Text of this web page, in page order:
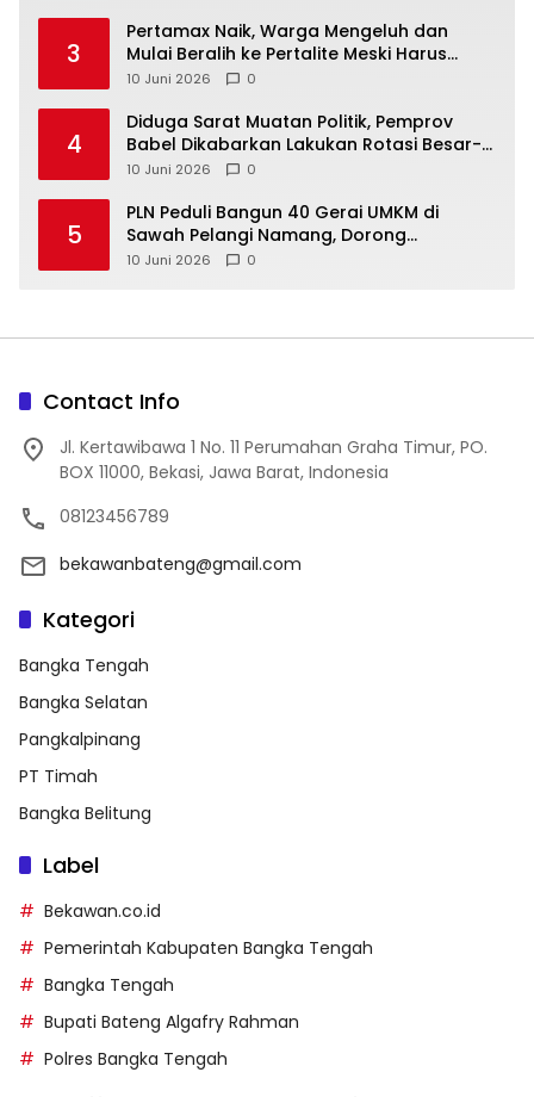
3
‎Pertamax Naik, Warga Mengeluh dan
Mulai Beralih ke Pertalite Meski Harus
10 Juni 2026 0
4
‎Diduga Sarat Muatan Politik, Pemprov
Babel Dikabarkan Lakukan Rotasi Besar-
10 Juni 2026 0
5
‎PLN Peduli Bangun 40 Gerai UMKM di
Sawah Pelangi Namang, Dorong
10 Juni 2026 0
Contact Info
Jl. Kertawibawa 1 No. 11 Perumahan Graha Timur, PO.
BOX 11000, Bekasi, Jawa Barat, Indonesia
08123456789
bekawanbateng@gmail.com
Kategori
Bangka Tengah
Bangka Selatan
Pangkalpinang
PT Timah
Bangka Belitung
Label
Bekawan.co.id
Pemerintah Kabupaten Bangka Tengah
Bangka Tengah
Bupati Bateng Algafry Rahman
Polres Bangka Tengah